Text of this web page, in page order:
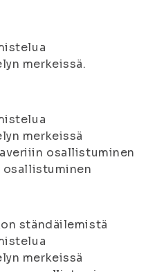
merkeissä.
merkeissä
osallistuminen
osallistuminen
ständäilemistä
merkeissä